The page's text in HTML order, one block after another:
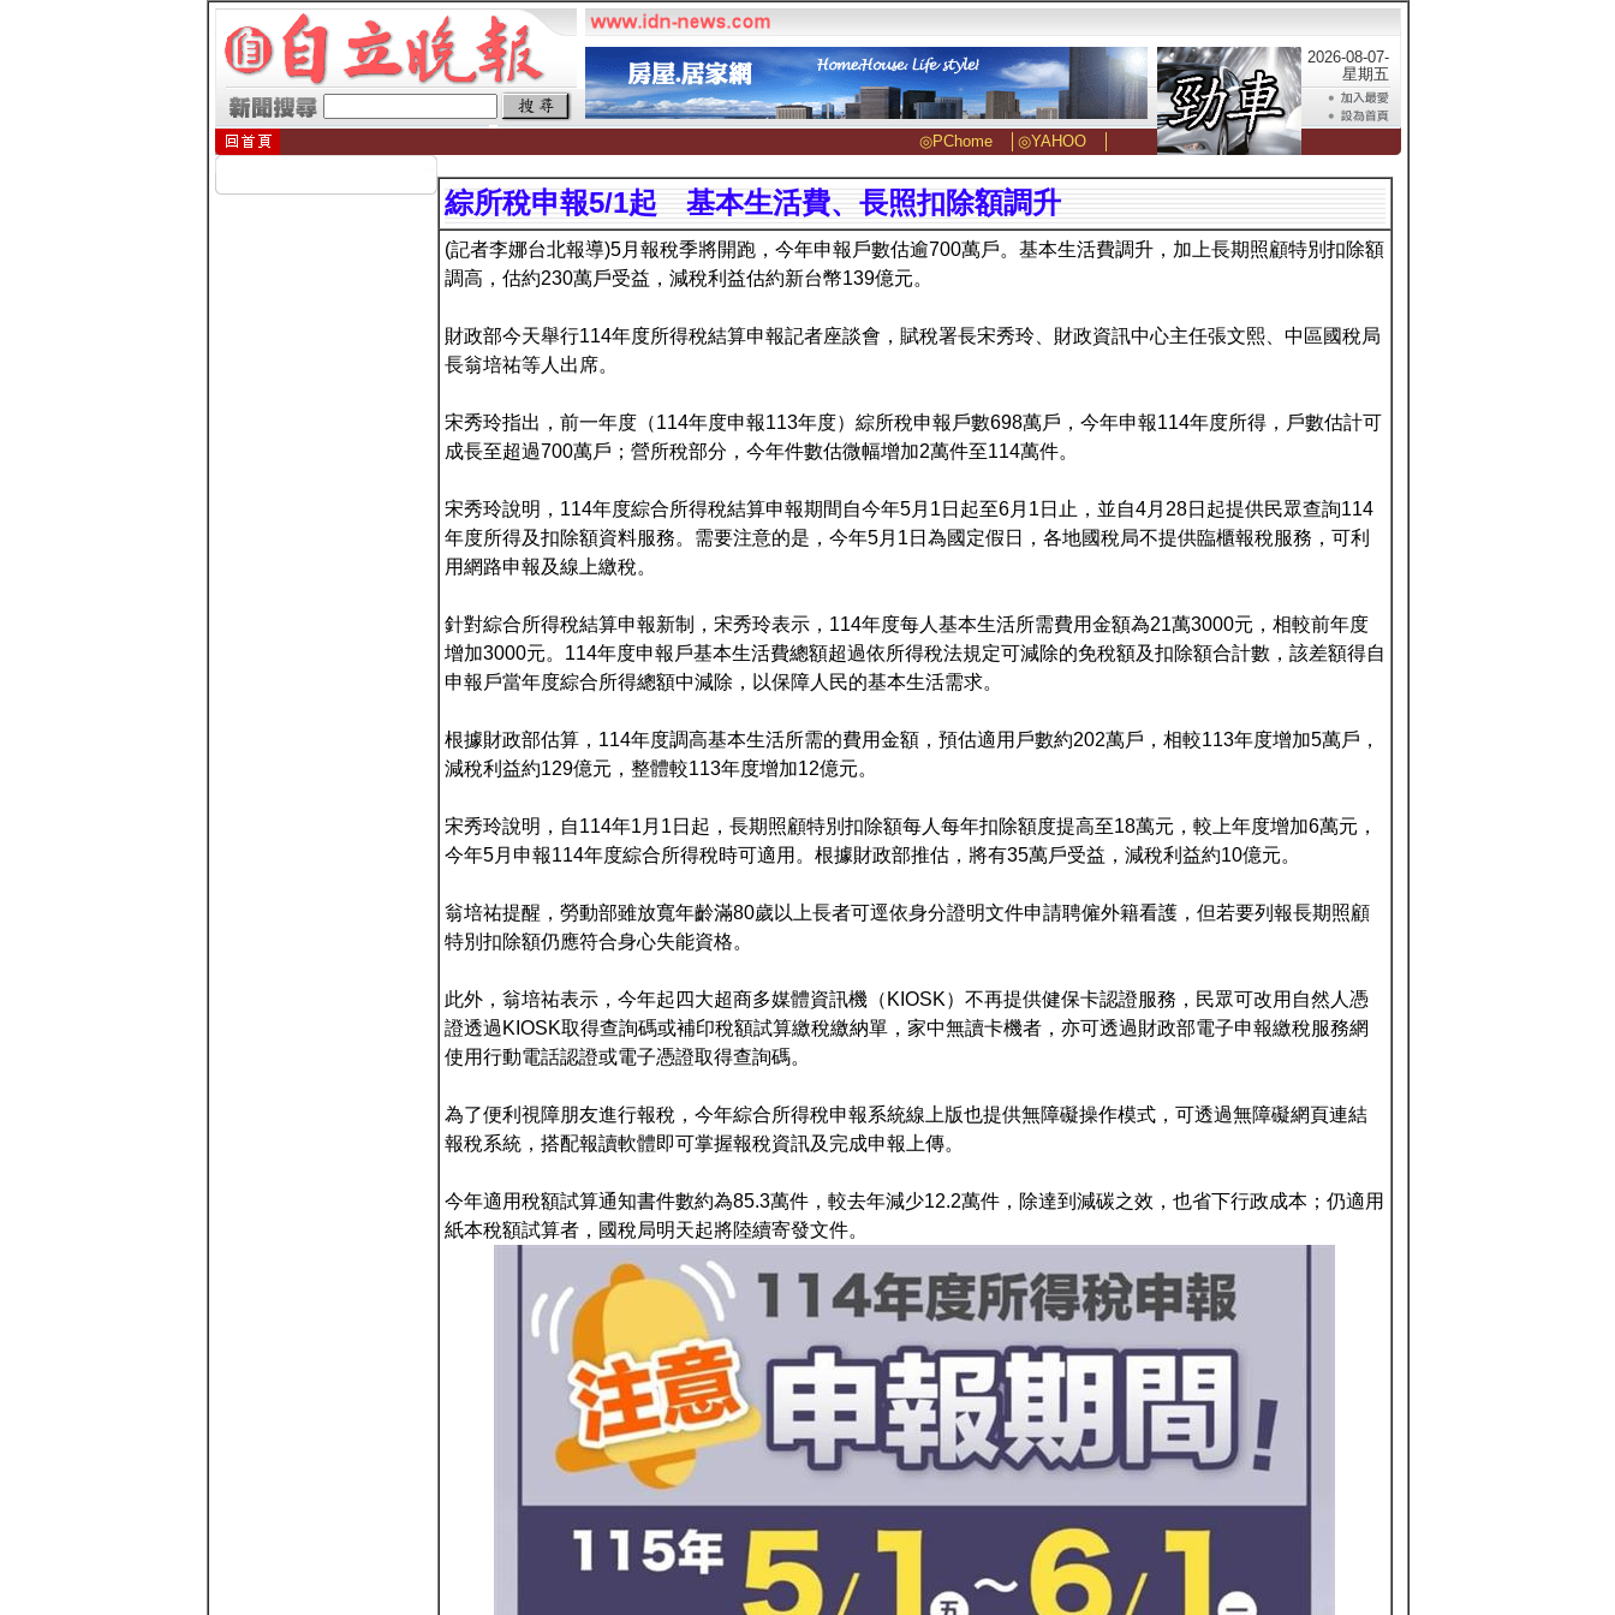
2026-08-07-
星期五
◎PChome│ ◎YAHOO│
綜所稅申報5/1起 基本生活費、長照扣除額調升
(記者李娜台北報導)5月報稅季將開跑，今年申報戶數估逾700萬戶。基本生活費調升，加上長期照顧特別扣除額
調高，估約230萬戶受益，減稅利益估約新台幣139億元。
財政部今天舉行114年度所得稅結算申報記者座談會，賦稅署長宋秀玲、財政資訊中心主任張文熙、中區國稅局
長翁培祐等人出席。
宋秀玲指出，前一年度（114年度申報113年度）綜所稅申報戶數698萬戶，今年申報114年度所得，戶數估計可
成長至超過700萬戶；營所稅部分，今年件數估微幅增加2萬件至114萬件。
宋秀玲說明，114年度綜合所得稅結算申報期間自今年5月1日起至6月1日止，並自4月28日起提供民眾查詢114
年度所得及扣除額資料服務。需要注意的是，今年5月1日為國定假日，各地國稅局不提供臨櫃報稅服務，可利
用網路申報及線上繳稅。
針對綜合所得稅結算申報新制，宋秀玲表示，114年度每人基本生活所需費用金額為21萬3000元，相較前年度
增加3000元。114年度申報戶基本生活費總額超過依所得稅法規定可減除的免稅額及扣除額合計數，該差額得自
申報戶當年度綜合所得總額中減除，以保障人民的基本生活需求。
根據財政部估算，114年度調高基本生活所需的費用金額，預估適用戶數約202萬戶，相較113年度增加5萬戶，
減稅利益約129億元，整體較113年度增加12億元。
宋秀玲說明，自114年1月1日起，長期照顧特別扣除額每人每年扣除額度提高至18萬元，較上年度增加6萬元，
今年5月申報114年度綜合所得稅時可適用。根據財政部推估，將有35萬戶受益，減稅利益約10億元。
翁培祐提醒，勞動部雖放寬年齡滿80歲以上長者可逕依身分證明文件申請聘僱外籍看護，但若要列報長期照顧
特別扣除額仍應符合身心失能資格。
此外，翁培祐表示，今年起四大超商多媒體資訊機（KIOSK）不再提供健保卡認證服務，民眾可改用自然人憑
證透過KIOSK取得查詢碼或補印稅額試算繳稅繳納單，家中無讀卡機者，亦可透過財政部電子申報繳稅服務網
使用行動電話認證或電子憑證取得查詢碼。
為了便利視障朋友進行報稅，今年綜合所得稅申報系統線上版也提供無障礙操作模式，可透過無障礙網頁連結
報稅系統，搭配報讀軟體即可掌握報稅資訊及完成申報上傳。
今年適用稅額試算通知書件數約為85.3萬件，較去年減少12.2萬件，除達到減碳之效，也省下行政成本；仍適用
紙本稅額試算者，國稅局明天起將陸續寄發文件。